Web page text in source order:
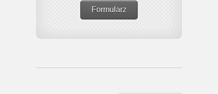
Formularz